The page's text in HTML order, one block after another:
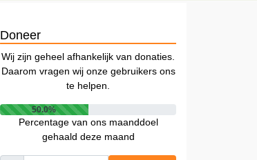
Doneer
Wij zijn geheel afhankelijk van donaties.
Daarom vragen wij onze gebruikers ons
te helpen.
50.0%
Percentage van ons maanddoel
gehaald deze maand